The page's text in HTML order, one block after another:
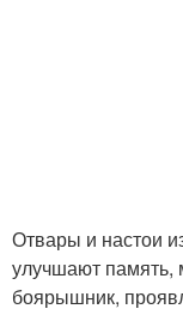
Отвары и настои
улучшают память,
боярышник,